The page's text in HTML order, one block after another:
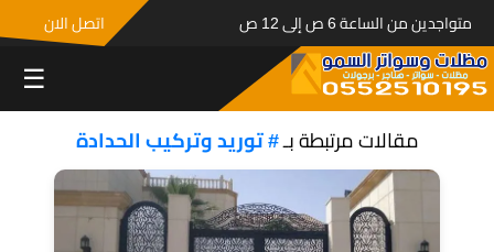
متواجدين من الساعة 6 ص إلى 12 ص اتصل الان
☰
مقالات مرتبطة بـ# توريد وتركيب الحدادة